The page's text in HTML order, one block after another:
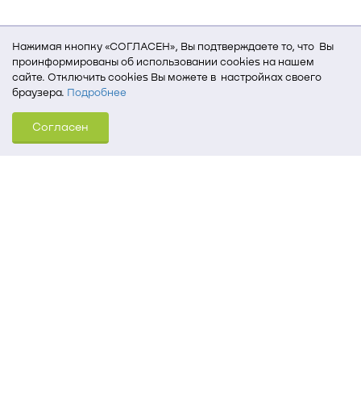
Нажимая кнопку «СОГЛАСЕН», Вы подтверждаете то, что Вы
проинформированы об использовании cookies на нашем
сайте. Отключить cookies Вы можете в настройках своего
браузера. Подробнее
Для того, чтобы мы могли качественно предоставить Вам
услуги, мы используем cookies, которые сохраняются
на Вашем компьютере (Сведения о местоположении; ip-адрес;
Согласен